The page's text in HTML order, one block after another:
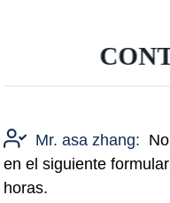
Mr. asa zhang:
en el siguiente
horas.